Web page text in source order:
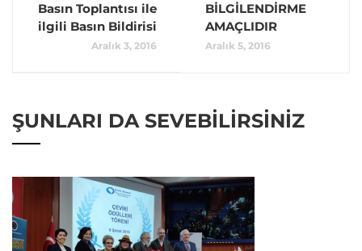
Basın Toplantısı ile
ilgili Basın Bildirisi
Aralık 3, 2016
BİLGİLENDİRME
AMAÇLIDIR
Aralık 5, 2016
ŞUNLARI DA SEVEBILIRSINIZ